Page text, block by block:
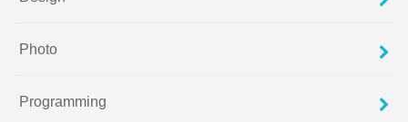
Photo
Programming